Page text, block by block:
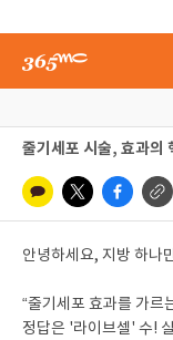
안녕하세요, 지방 하나
“줄기세포 효과를 가
정답은 '라이브셀' 수!